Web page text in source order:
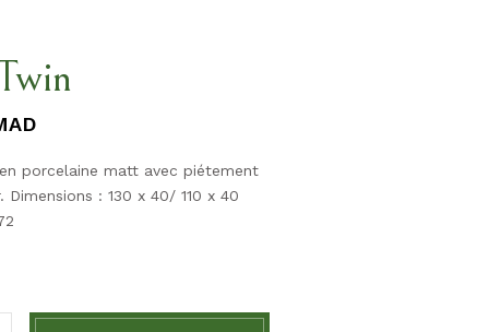
porcelaine matt avec piétement
Dimensions : 130 x 40/ 110 x 40